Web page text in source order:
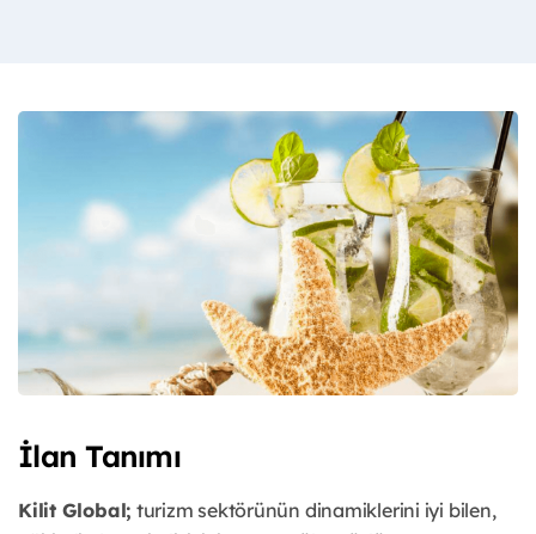
İlan Tanımı
Kilit Global; turizm sektörünün dinamiklerini iyi bilen,